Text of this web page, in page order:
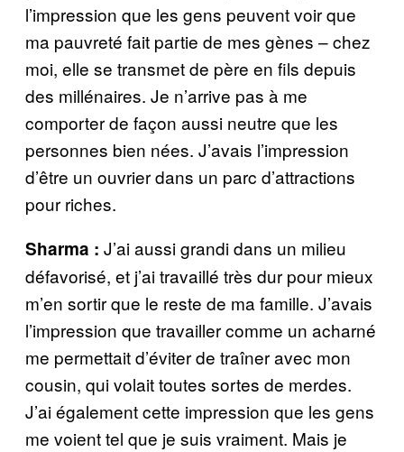
l’impression que les gens peuvent voir que
ma pauvreté fait partie de mes gènes – chez
moi, elle se transmet de père en fils depuis
des millénaires. Je n’arrive pas à me
comporter de façon aussi neutre que les
personnes bien nées. J’avais l’impression
d’être un ouvrier dans un parc d’attractions
pour riches.
Sharma : J’ai aussi grandi dans un milieu
défavorisé, et j’ai travaillé très dur pour mieux
m’en sortir que le reste de ma famille. J’avais
l’impression que travailler comme un acharné
me permettait d’éviter de traîner avec mon
cousin, qui volait toutes sortes de merdes.
J’ai également cette impression que les gens
me voient tel que je suis vraiment. Mais je